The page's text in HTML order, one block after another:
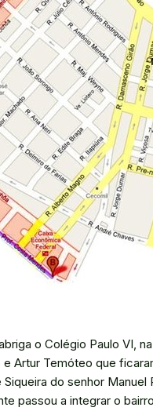
o Colégio Paulo VI,
e Artur Temóteo que
do senhor
passou a integrar o